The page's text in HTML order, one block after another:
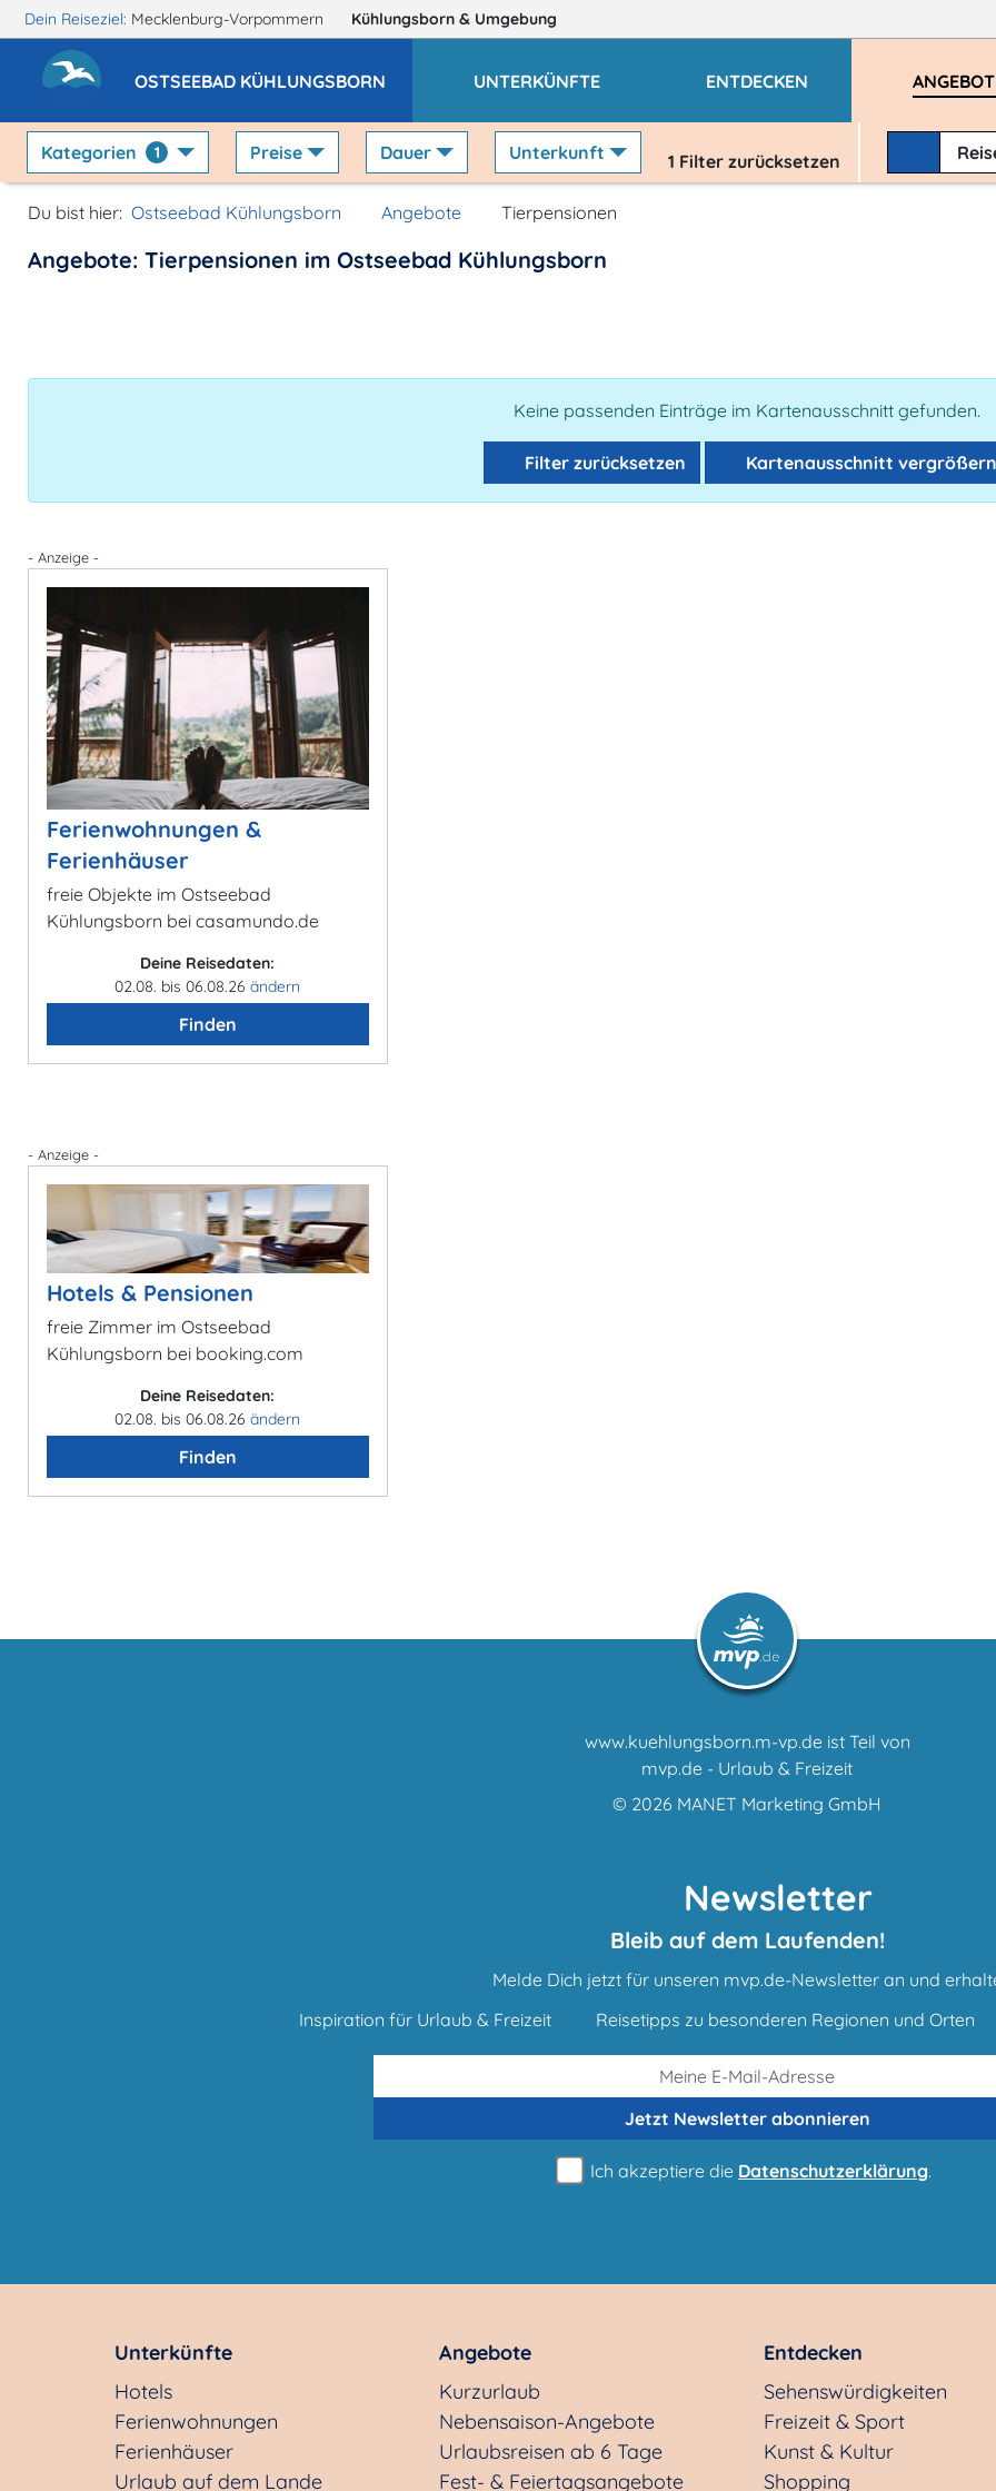
Dein Reiseziel: Mecklenburg-Vorpommern Kühlungsborn & Umgebung
OSTSEEBAD KÜHLUNGSBORN UNTERKÜNFTE ENTDECKEN
Kategorien 1 Preise Dauer Unterkunft 1 Filter zurücksetzen
Du bist hier: Ostseebad Kühlungsborn Angebote Tierpensionen
Angebote: Tierpensionen im Ostseebad Kühlungsborn
Keine passenden Einträge im Kartenausschnitt gefunden.
Filter zurücksetzen Kartenausschnitt vergrößern
- Anzeige -
Ferienwohnungen &
Ferienhäuser
freie Objekte im Ostseebad
Kühlungsborn bei casamundo.de
Deine Reisedaten:
02.08. bis 06.08.26ändern
Finden
- Anzeige -
Hotels & Pensionen
freie Zimmer im Ostseebad
Kühlungsborn bei booking.com
Deine Reisedaten:
02.08. bis 06.08.26ändern
Finden
www.kuehlungsborn.m-vp.de ist Teil von
mvp.de - Urlaub & Freizeit
© 2026 MANET Marketing GmbH
Newsletter
Bleib auf dem Laufenden!
Melde Dich jetzt für unseren mvp.de-Newsletter an und
Inspiration für Urlaub & Freizeit
Reisetipps zu besonderen Regionen und Orten
Jetzt Newsletterabonnieren
Ich akzeptiere die Datenschutzerklärung.
Unterkünfte
Hotels
Ferienwohnungen
Ferienhäuser
Urlaub auf dem Lande
Angebote
Kurzurlaub
Nebensaison-Angebote
Urlaubsreisen ab 6 Tage
Fest- & Feiertagsangebote
Entdecken
Sehenswürdigkeiten
Freizeit & Sport
Kunst & Kultur
Shopping